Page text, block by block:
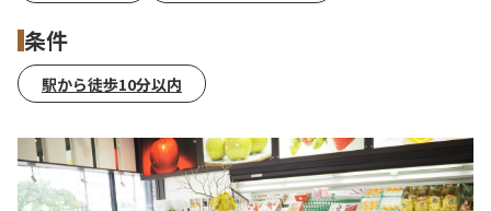
条件
駅から徒歩10分以内